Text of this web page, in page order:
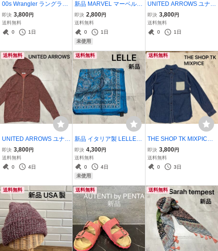
00s Wrangler ラングラー
ネルシャツ コットンシャ
ツ 長袖シャツ チェック柄
アメカジ ヴイエフジャパ
即決 3,800円
送料無料
0
1日
新品 MARVEL マーベル
フリースジャケット ジッ
プジャンパー アメリカン
コミック 刺繍ロゴ ブラッ
ク サイズXL 玉ya1283
即決 2,800円
送料無料
0
1日
未使用
UNITED ARROWS ユナイ
テッドアローズ デニムシ
ャツ 長袖 両ポケット スナ
ップボタン セレクトブラ
即決 3,800円
送料無料
0
1日
送料無料
UNITED ARROWS ユナイ
テッドアローズ sweat ho
odie スウェット パーカー
ジップパーカー アメカジ
即決 3,800円
送料無料
0
4日
送料無料
新品 イタリア製 LELLE
レレ バンダナ ボタニカル
花柄 スカーフ ハンカチ シ
ルク100％ ユーロ made i
n italy ヨーロッパ 高級 玉
即決 4,300円
送料無料
0
4日
未使用
送料無料
THE SHOP TK MIXPICE
タケオキクチ ボタンダウ
ンシャツ デニムシャツ 長
袖シャツ コットンシャツ
即決 3,800円
送料無料
0
3日
送料無料 送料無料 送料無料